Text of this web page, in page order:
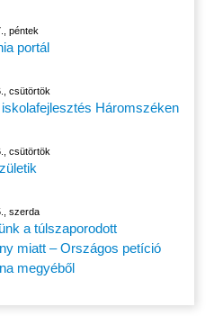
péntek
portál
csütörtök
Háromszéken
csütörtök
szerda
a túlszaporodott
miatt – Országos petíció
megyéből